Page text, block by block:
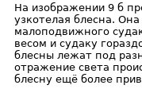
На изображении 9 б
узкотелая блесна.
малоподвижного
весом и судаку
блесны лежат под
отражение света
блесну ещё более